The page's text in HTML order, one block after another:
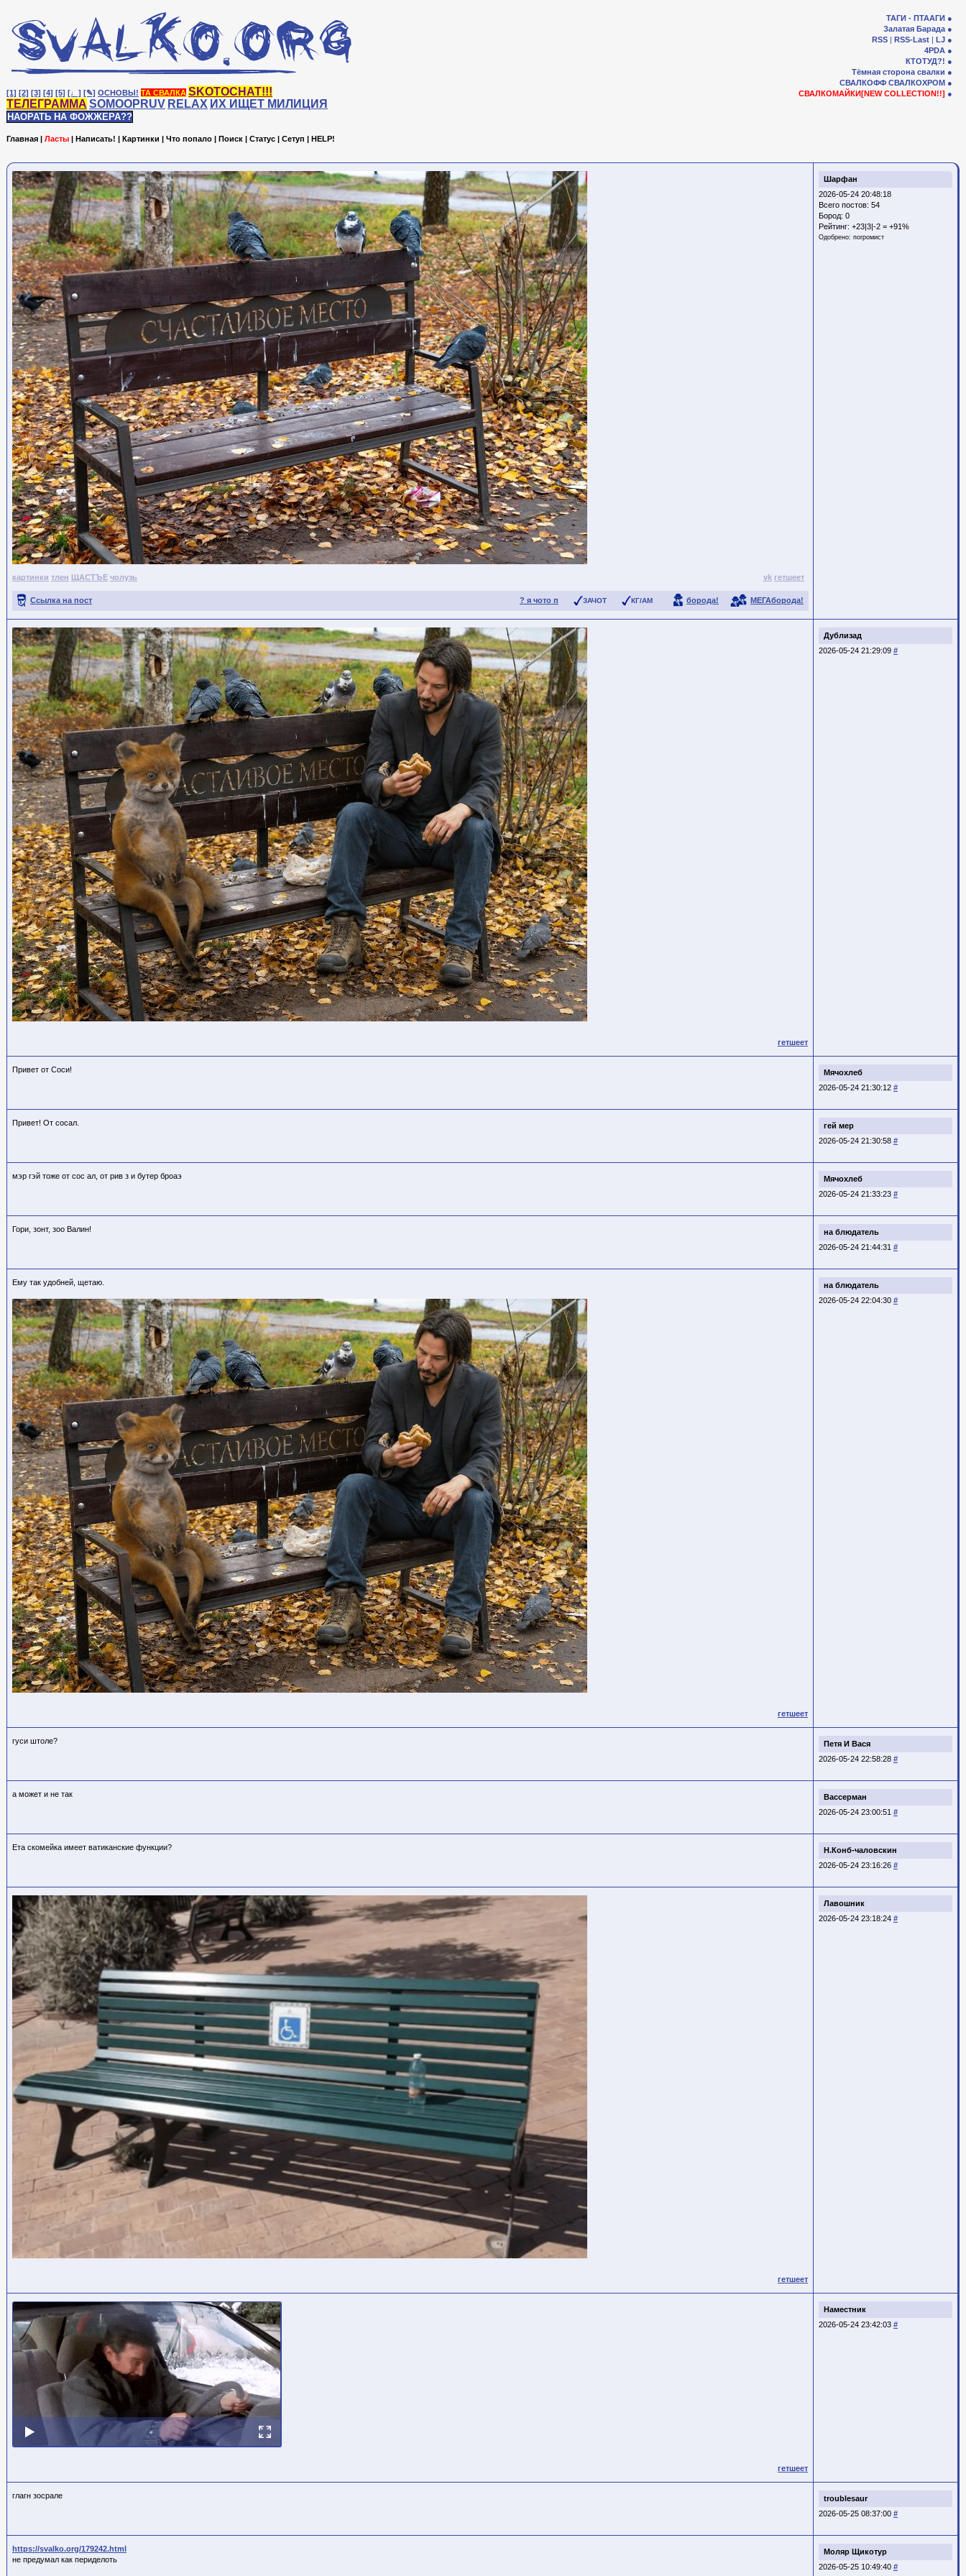
[1] [2] [3] [4] [5] [♩] [✎] ОСНОВЫ! ТА СВАЛКА SKOTOCHAT!!!
ТЕЛЕГРАММА SOMOOPRUV RELAX ИХ ИЩЕТ МИЛИЦИЯ
НАОРАТЬ НА ФОЖЖЕРА??
ТАГИ - ПТААГИ
Залатая Барада
RSS | RSS-Last | LJ
4PDA
КТОТУД?!
Тёмная сторона свалки
СВАЛКОФФ СВАЛКОХРОМ
СВАЛКОМАЙКИ[NEW COLLECTION!!]
Главная | Ласты | Написать! | Картинки | Что попало | Поиск | Статус | Сетуп | HELP!
Шарфан
2026-05-24 20:48:18
Всего постов: 54
Бород: 0
Рейтинг: +23|3|-2 = +91%
Одобрено: погромист
картинки тлен ЩАСТЪЕ чолузь vk гетшеет
? я чото п ЗАЧОТ КГ/АМ борода! МЕГАборода!
Ссылка на пост
Дублизад
2026-05-24 21:29:09 #
гетшеет
Мячохлеб
2026-05-24 21:30:12 #
Привет от Соси!
гей мер
2026-05-24 21:30:58 #
Привет! От сосал.
Мячохлеб
2026-05-24 21:33:23 #
мэр гэй тоже от сос ал, от рив з и бутер броаэ
на блюдатель
2026-05-24 21:44:31 #
Гори, зонт, зоо Валин!
на блюдатель
2026-05-24 22:04:30 #
Ему так удобней, щетаю.
гетшеет
Петя И Вася
2026-05-24 22:58:28 #
гуси штоле?
Вассерман
2026-05-24 23:00:51 #
а может и не так
Н.Конб-чаловскин
2026-05-24 23:16:26 #
Ета скомейка имеет ватиканские функции?
Лавошник
2026-05-24 23:18:24 #
гетшеет
Наместник
2026-05-24 23:42:03 #
гетшеет
troublesaur
2026-05-25 08:37:00 #
глагн зосрале
Моляр Щикотур
2026-05-25 10:49:40 #
https://svalko.org/179242.html
не предумал как периделоть